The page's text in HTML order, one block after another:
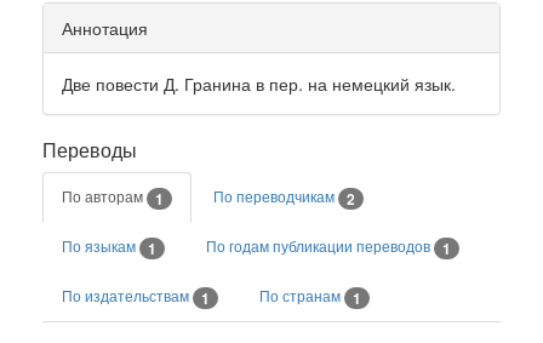
Аннотация
Две повести Д. Гранина в пер. на немецкий язык.
Переводы
По авторам 1 По переводчикам 2
По языкам 1 По годам публикации переводов 1
По издательствам 1 По странам 1